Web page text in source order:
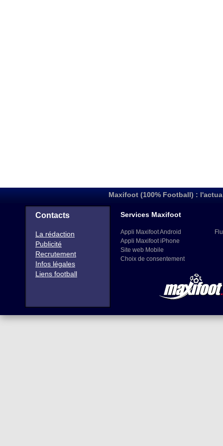
Maxifoot (100% Football) :
Contacts
La rédaction
Publicité
Recrutement
Infos légales
Liens football
Services Maxifoot
Appli Maxifoot Android
Appli Maxifoot iPhone
Site web Mobile
Choix de consentement